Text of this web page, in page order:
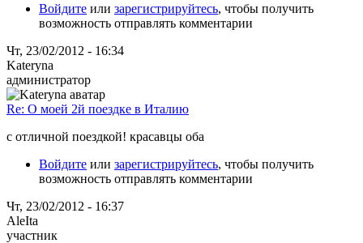
Войдите или зарегистрируйтесь, чтобы получить
возможность отправлять комментарии
Чт, 23/02/2012 - 16:34
Kateryna
администратор
Re: О моей 2й поездке в Италию
с отличной поездкой! красавцы оба
Войдите или зарегистрируйтесь, чтобы получить
возможность отправлять комментарии
Чт, 23/02/2012 - 16:37
AleIta
участник